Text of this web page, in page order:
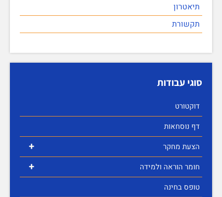
תיאטרון
תקשורת
סוגי עבודות
דוקטורט
דף נוסחאות
+ הצעת מחקר
+
חומר הוראה ולמידה
טופס בחינה